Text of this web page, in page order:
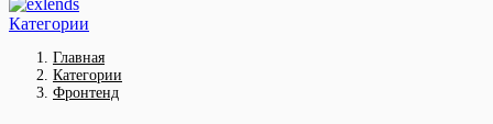
Категории
Главная
Категории
Фронтенд